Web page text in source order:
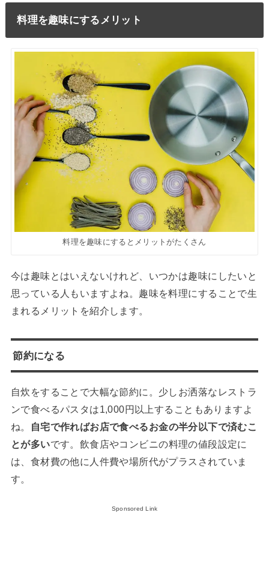
料理を趣味にするメリット
料理を趣味にするとメリットがたくさん
今は趣味とはいえないけれど、いつかは趣味にしたいと
思っている人もいますよね。趣味を料理にすることで生
まれるメリットを紹介します。
節約になる
自炊をすることで大幅な節約に。少しお洒落なレストラ
ンで食べるパスタは1,000円以上することもありますよ
ね。
自宅で作ればお店で食べるお金の半分以下で済むこ
とが多いです。飲食店やコンビニの料理の値段設定に
は、食材費の他に人件費や場所代がプラスされていま
す。
Sponsored Link